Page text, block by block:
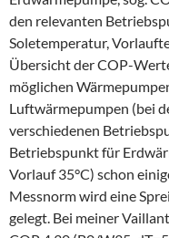
den relevanten
Soletemperatur,
Übersicht der COP-
möglichen
Luftwärmepumpen (bei
verschiedenen
Betriebspunkt für
Vorlauf 35°C) schon
Messnorm wird eine
gelegt. Bei meiner